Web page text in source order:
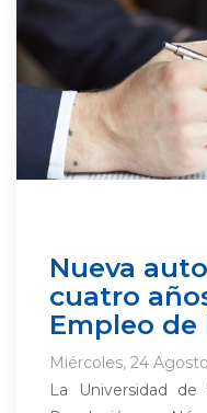
Nueva
cuatro
Empleo de
Miércoles, 24 Agosto
La Universidad